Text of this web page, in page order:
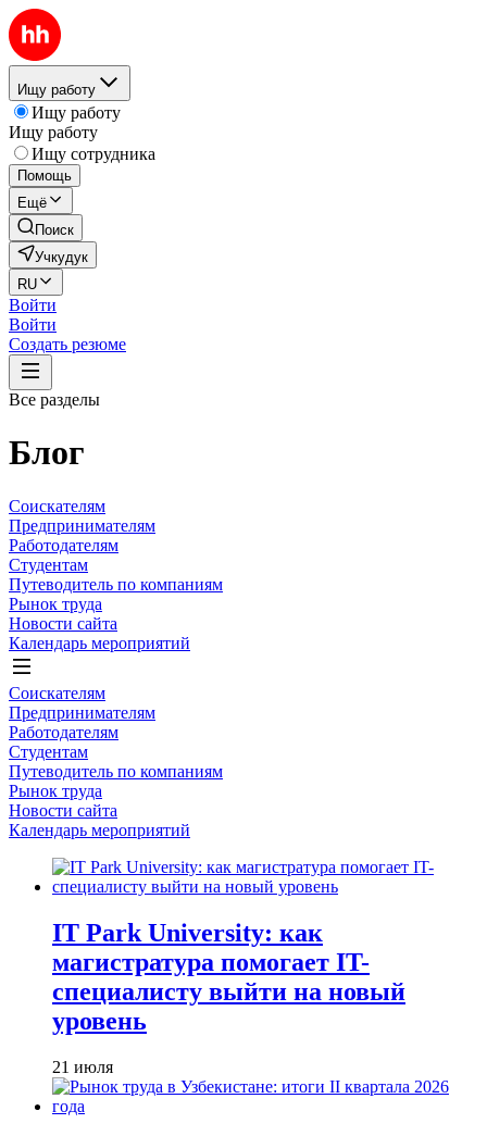
Ищу работу
Ищу работу
Ищу работу
Ищу сотрудника
Помощь
Ещё
Поиск
Учкудук
RU
Войти
Войти
Создать резюме
Все разделы
Блог
Соискателям
Предпринимателям
Работодателям
Студентам
Путеводитель по компаниям
Рынок труда
Новости сайта
Календарь мероприятий
Соискателям
Предпринимателям
Работодателям
Студентам
Путеводитель по компаниям
Рынок труда
Новости сайта
Календарь мероприятий
IT Park University: как
магистратура помогает IT-
специалисту выйти на новый
уровень
21 июля